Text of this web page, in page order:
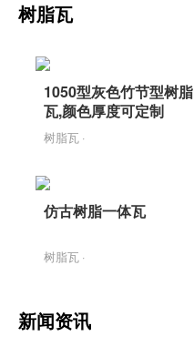
树脂瓦
1050型灰色竹节型树脂
瓦,颜色厚度可定制
树脂瓦 ·
仿古树脂一体瓦
树脂瓦 ·
新闻资讯